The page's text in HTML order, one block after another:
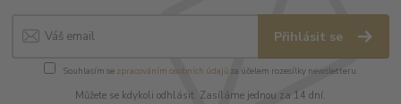
Přihlásit se
Souhlasím se zpracováním osobních údajůza účelem rozesílky newsletteru.
Můžete se kdykoli odhlásit. Zasíláme jednou za 14 dní.